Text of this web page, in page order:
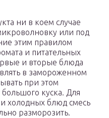
ни в коем случае
или под
этим правилом
и питательных
и вторые блюда
в замороженном
при этом
куска. Для
холодных блюд смесь
разморозить.